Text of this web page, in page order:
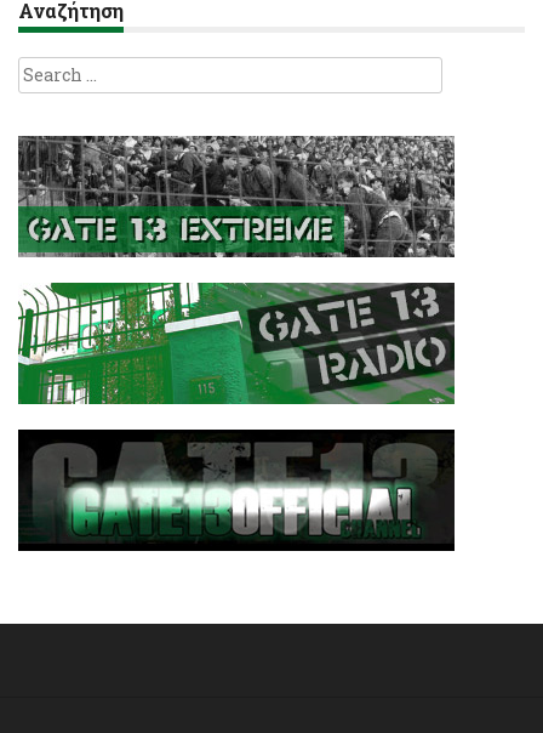
Αναζήτηση
Search
for: